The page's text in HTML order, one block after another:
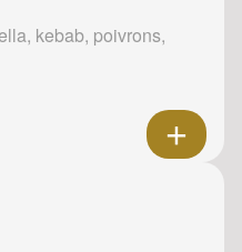
kebab, poivrons,